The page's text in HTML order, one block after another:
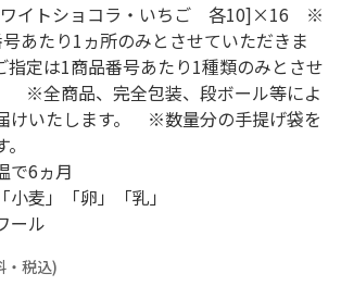
イトショコラ・いちご 各10]×16 ※
あたり1ヵ所のみとさせていただきま
定は1商品番号あたり1種類のみとさせ
※全商品、完全包装、段ボール等によ
けいたします。 ※数量分の手提げ袋を
。
で6ヵ月
小麦」「卵」「乳」
ール
・税込)